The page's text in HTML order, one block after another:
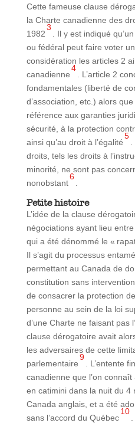
Cette fameuse clause
la Charte canadienne des
1982
3
. Il y est indiqué
ou fédéral peut faire voter
considération les articles 2
canadienne
4
. L’article 2
fondamentales (liberté de
d’association, etc.) alors
référence aux garanties
sécurité, à la protection
ainsi qu’au droit à l’égalité
5
droits, tels les droits à
minorité, ne sont pas
nonobstant
6
Petite histoire
L’idée de la clause
négociations ayant lieu
qui a été dénommé le «
Il s’agit du processus
permettant au Canada de
constitution sans
de consacrer la protection
personne au sein de la loi
d’une Charte ne faisant pas
clause dérogatoire avait
les adversaires de cette
parlementaire
9
. L’entente
canadienne que l’on
en catimini dans la nuit du 4
Canada anglais, et a été
sans l’accord du Québec
10